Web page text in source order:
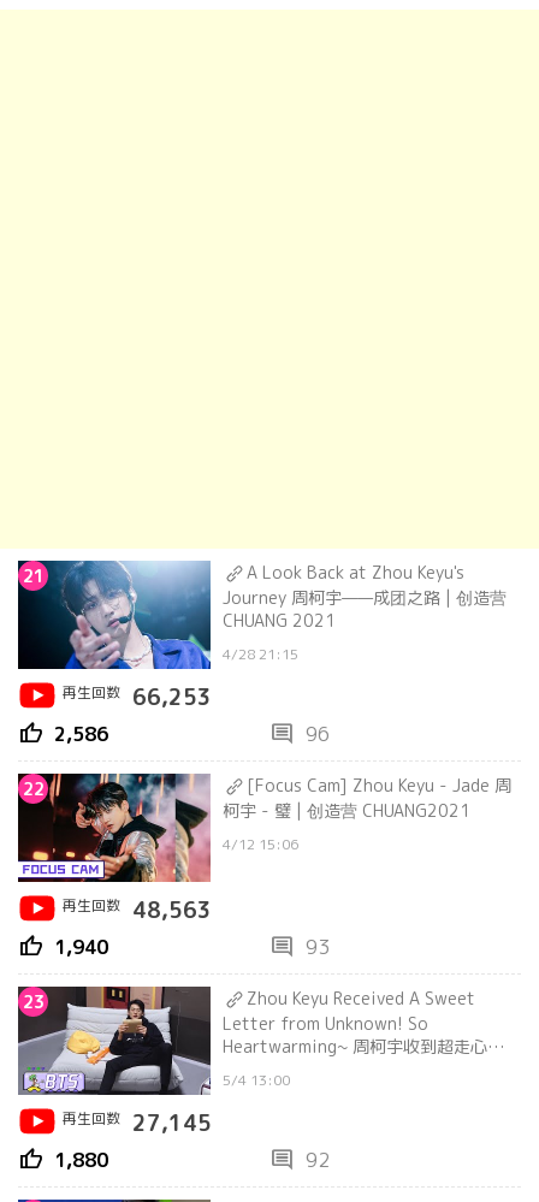
21
A Look Back at Zhou Keyu's
Journey 周柯宇——成团之路 | 创造营
CHUANG 2021
4/28 21:15
再生回数
66,253
thumb_up 2,586 comment 96
22
[Focus Cam] Zhou Keyu - Jade 周
柯宇 - 璧 | 创造营 CHUANG2021
4/12 15:06
再生回数 48,563
thumb_up 1,940 comment 93
23
Zhou Keyu Received A Sweet
Letter from Unknown! So
Heartwarming~ 周柯宇收到超走心匿名
5/4 13:00
再生回数
27,145
thumb_up 1,880 comment 92